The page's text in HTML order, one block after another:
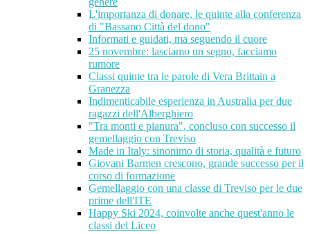
L'importanza di donare, le quinte alla conferenza
di "Bassano Città del dono"
Informati e guidati, ma seguendo il cuore
25 novembre: lasciamo un segno, facciamo
rumore
Classi quinte tra le parole di Vera Brittain a
Granezza
Indimenticabile esperienza in Australia per due
ragazzi dell'Alberghiero
"Tra monti e pianura", concluso con successo il
gemellaggio con Treviso
Made in Italy: sinonimo di storia, qualità e futuro
Giovani Barmen crescono, grande successo per il
corso di formazione
Gemellaggio con una classe di Treviso per le due
prime dell'ITE
Happy Ski 2024, coinvolte anche quest'anno le
classi del Liceo